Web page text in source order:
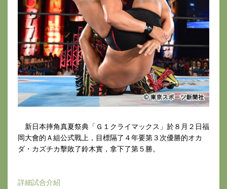
新日本摔角真夏祭典「Ｇ１クライマックス」於８月２日福
岡大會的Ａ組公式戰上，目標隔了４年要第３次優勝的オカ
ダ・カズチカ擊敗了鈴木實，拿下了第５勝。
詳細試合介紹